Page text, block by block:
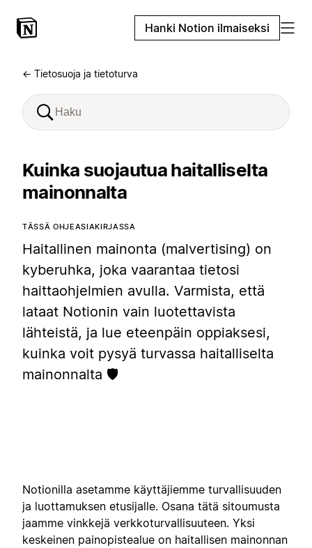
Hanki Notion ilmaiseksi
← Tietosuoja ja tietoturva
Kuinka suojautua haitalliselta
mainonnalta
TÄSSÄ OHJEASIAKIRJASSA
Haitallinen mainonta (malvertising) on
kyberuhka, joka vaarantaa tietosi
haittaohjelmien avulla. Varmista, että
lataat Notionin vain luotettavista
lähteistä, ja lue eteenpäin oppiaksesi,
kuinka voit pysyä turvassa haitalliselta
mainonnalta 🛡️
Notionilla asetamme käyttäjiemme turvallisuuden
ja luottamuksen etusijalle. Osana tätä sitoumusta
jaamme vinkkejä verkkoturvallisuuteen. Yksi
keskeinen painopistealue on haitallisen mainonnan